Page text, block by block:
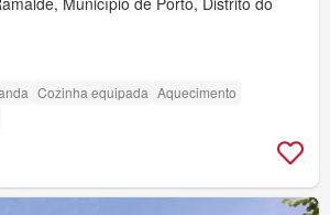
Cozinha equipada Aquecimento